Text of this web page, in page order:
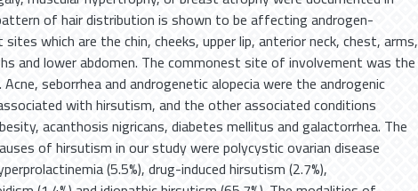
of hair distribution is shown to be affecting androgen-
sites which are the chin, cheeks, upper lip, anterior neck, chest, arms,
and lower abdomen. The commonest site of involvement was the
Acne, seborrhea and androgenetic alopecia were the androgenic
with hirsutism, and the other associated conditions
acanthosis nigricans, diabetes mellitus and galactorrhea. The
of hirsutism in our study were polycystic ovarian disease
(5.5%), drug-induced hirsutism (2.7%),